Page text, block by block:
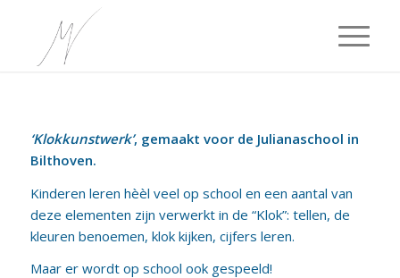
‘Klokkunstwerk’, gemaakt voor de Julianaschool in
Bilthoven.
Kinderen leren hèèl veel op school en een aantal van
deze elementen zijn verwerkt in de “Klok”: tellen, de
kleuren benoemen, klok kijken, cijfers leren.
Maar er wordt op school ook gespeeld!